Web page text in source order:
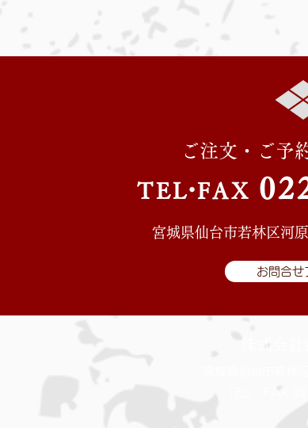
ご注文・ご予
TEL・FAX
宮城県仙台市若林区河
お問合せ
株式会社
TEL・FAX